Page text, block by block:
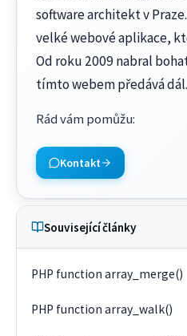
software architekt v
velké webové aplikace,
Od roku 2009 nabral
tímto webem předává dál.
Rád vám pomůžu:
Kontakt
Související články
PHP function array_merge()
PHP function array_walk()